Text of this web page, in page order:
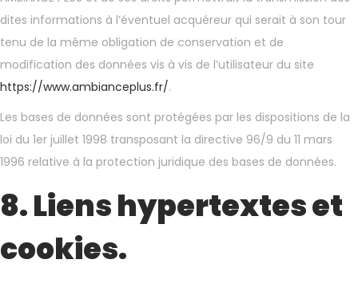
dites informations à l’éventuel acquéreur qui serait à son tour
tenu de la même obligation de conservation et de
modification des données vis à vis de l’utilisateur du site
https://www.ambianceplus.fr/.
Les bases de données sont protégées par les dispositions de la
loi du 1er juillet 1998 transposant la directive 96/9 du 11 mars
1996 relative à la protection juridique des bases de données.
8. Liens hypertextes et
cookies.